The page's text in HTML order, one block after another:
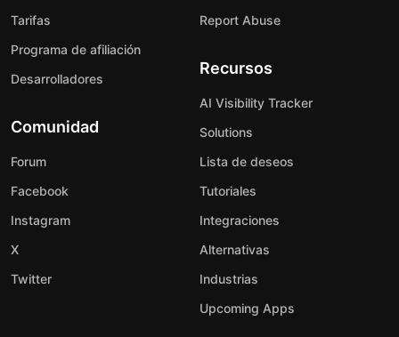
Tarifas
Programa de afiliación
Desarrolladores
Comunidad
Forum
Facebook
Instagram
X
Twitter
Report Abuse
Recursos
AI Visibility Tracker
Solutions
Lista de deseos
Tutoriales
Integraciones
Alternativas
Industrias
Upcoming Apps